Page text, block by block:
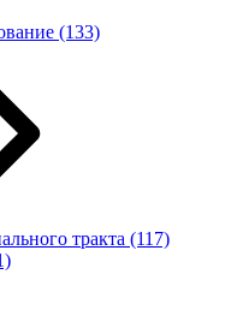
(133)
тракта (117)